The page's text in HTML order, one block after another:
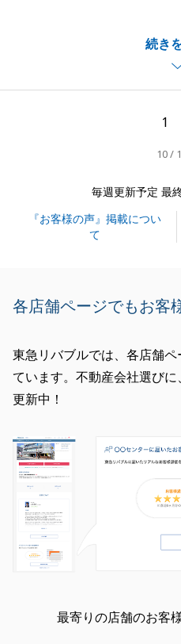
続き
など、数多くのご協力を
春からのご新居でのご生
1
10 /
毎週更新予定 最
『お客様の声』掲載につい
て
各店舗ページでもお客
東急リバブルでは、各店舗
ています。不動産会社選び
更新中！
最寄りの店舗のお客